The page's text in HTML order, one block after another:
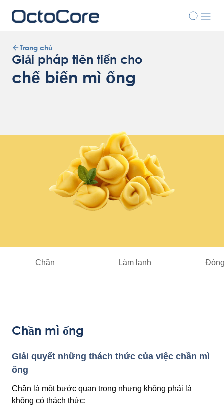
Trang chủ
Giải pháp tiên tiến cho
chế biến mì ống
Chần Làm lạnh
Chần mì ống
Giải quyết những thách thức của việc chần mì
ống
Chần là một bước quan trọng nhưng không phải là
không có thách thức: